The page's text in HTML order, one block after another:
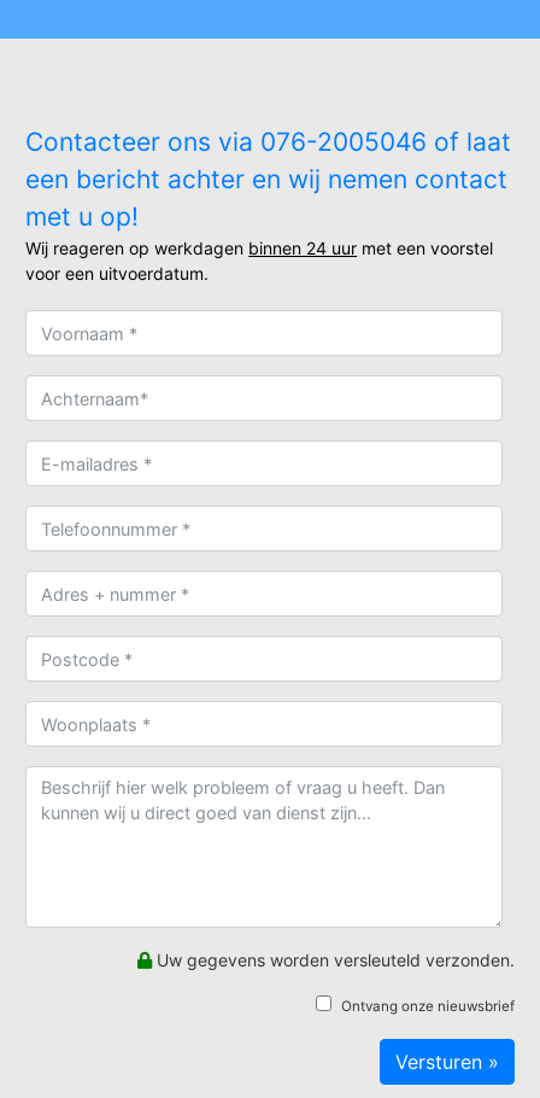
Contacteer ons via 076-2005046 of laat
een bericht achter en wij nemen contact
met u op!
Wij reageren op werkdagen binnen 24 uur met een voorstel
voor een uitvoerdatum.
Uw gegevens worden versleuteld verzonden.
Ontvang onze nieuwsbrief